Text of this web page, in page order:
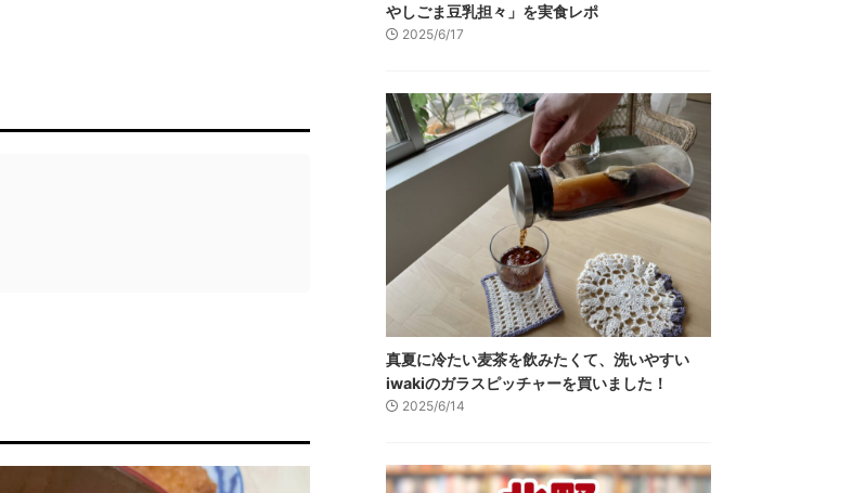
やしごま豆乳担々」を実食レポ
2025/6/17
真夏に冷たい麦茶を飲みたくて、洗いやすい
iwakiのガラスピッチャーを買いました！
2025/6/14